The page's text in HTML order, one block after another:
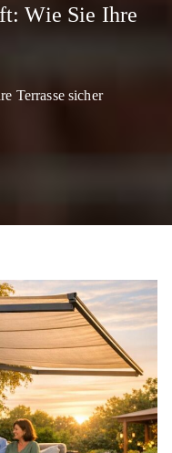
Wie Sie Ihre
Terrasse sicher